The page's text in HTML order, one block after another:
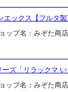
エックス【フルタ
ップ名：みぞた商店
ズ「リラックマ
ップ名：みぞた商店